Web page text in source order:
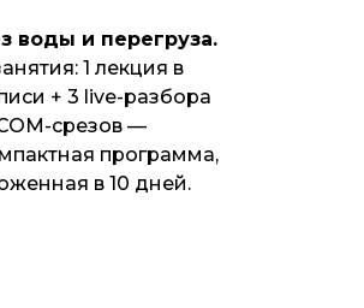
воды и перегруза.
1 лекция в
+ 3 live-разбора
срезов —
программа,
в 10 дней.